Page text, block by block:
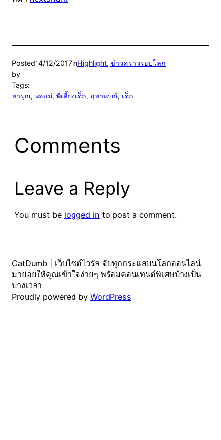
Posted14/12/2017inHighlight, ข่าวคราวรอบโลก
by
Tags:
ทารุณ, พ่อแม่, พี่เลี้ยงเด็ก, อุทาหรณ์, เด็ก
Comments
Leave a Reply
You must be logged in to post a comment.
CatDumb | เว็บไซต์ไวรัล จับทุกกระแสบนโลกออนไลน์
มาย่อยให้คุณเข้าใจง่ายๆ พร้อมคอนเทนต์พิเศษบ้างเป็น
บางเวลา
Proudly powered by WordPress